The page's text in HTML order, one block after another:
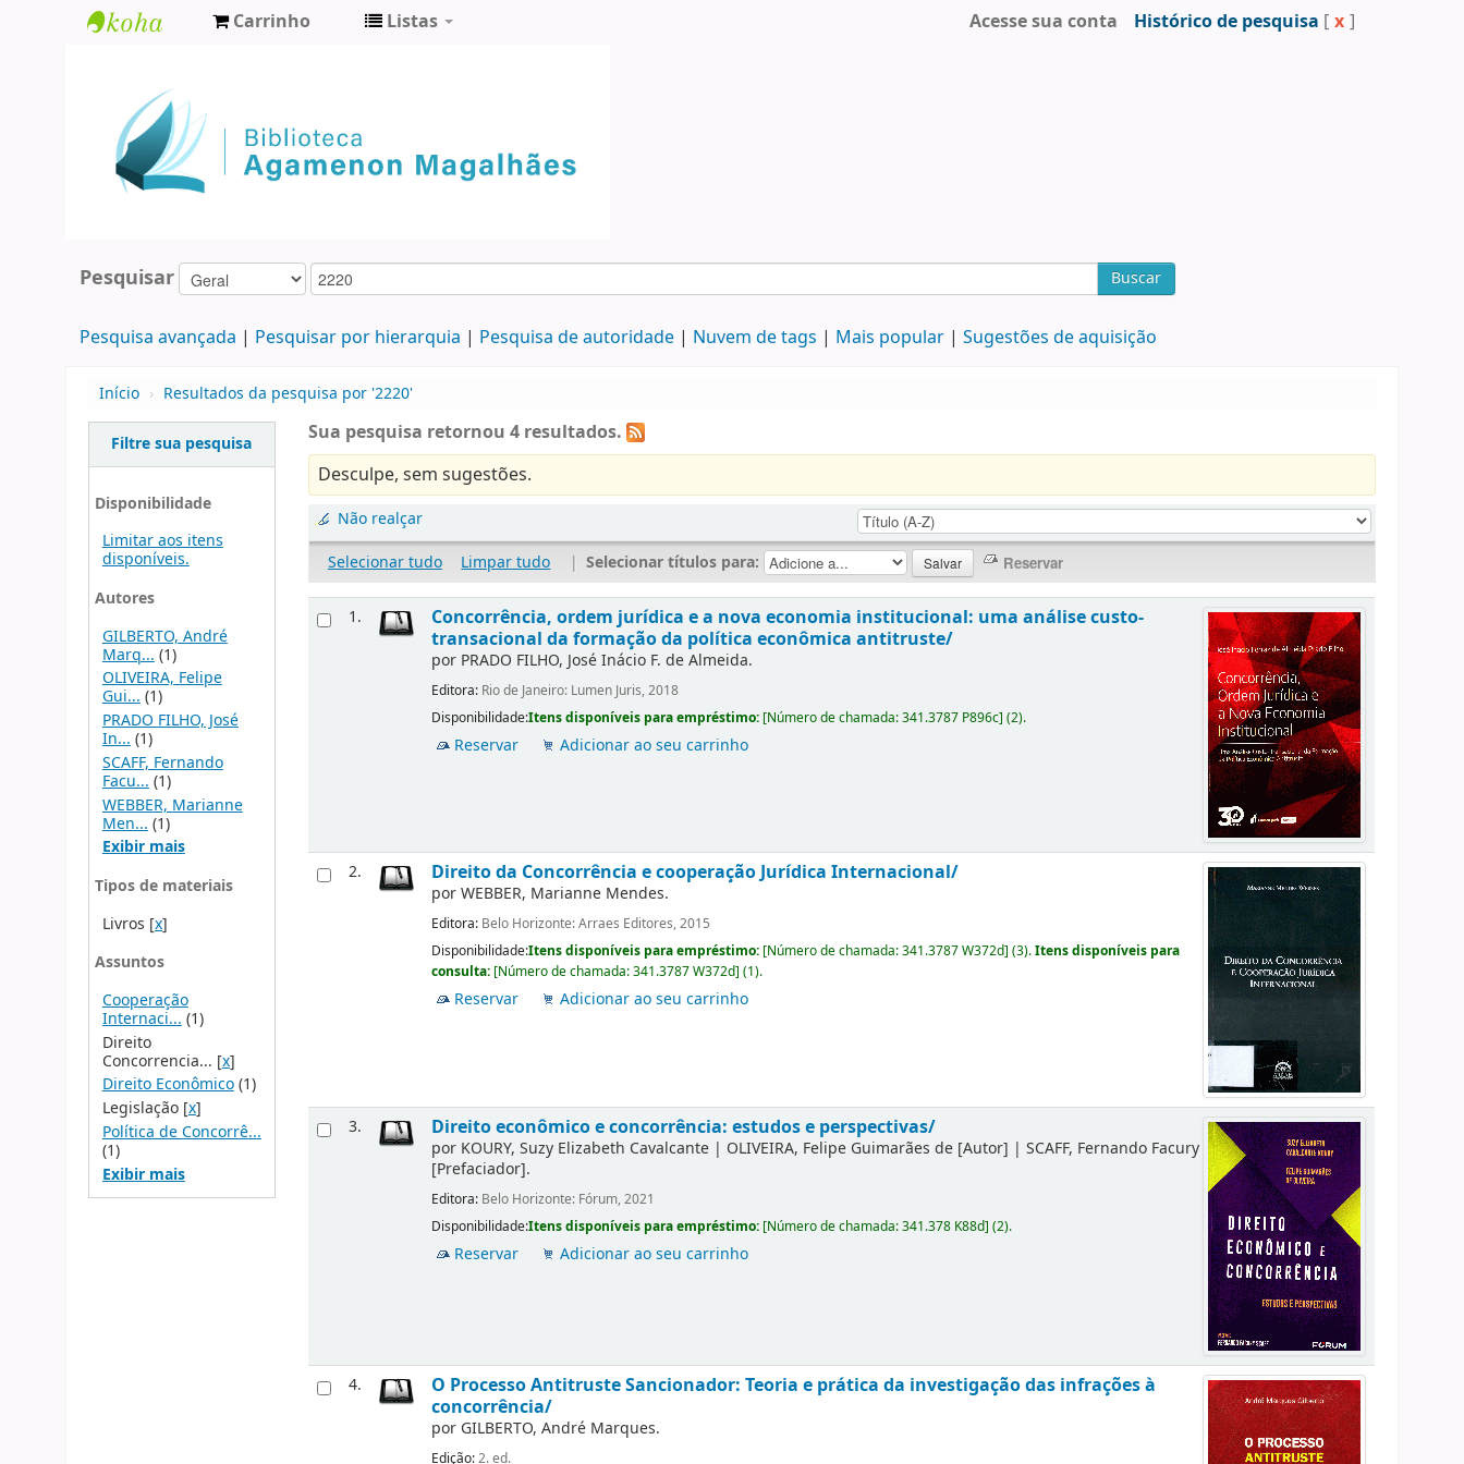
Agamenon
Magalhães
Carrinho Listas Acesse sua conta Histórico de pesquisa [ x ]
Pesquisar Buscar
Pesquisa avançada Pesquisar por hierarquia Pesquisa de autoridade Nuvem de tags Mais popular Sugestões de aquisição
Início › Resultados da pesquisa por '2220'
Filtre sua pesquisa
Disponibilidade
Limitar aos itens
disponíveis.
Autores
GILBERTO, André
Marq... (1)
OLIVEIRA, Felipe
Gui...(1)
PRADO FILHO, José
In... (1)
SCAFF, Fernando
Facu... (1)
WEBBER, Marianne
Men... (1)
Exibir mais
Tipos de materiais
Livros [x]
Assuntos
Cooperação
Internaci... (1)
Direito
Concorrencia... [x]
Direito Econômico(1)
Legislação[x]
Política de Concorrê...
(1)
Exibir mais
Sua pesquisa retornou 4 resultados.
Desculpe, sem sugestões.
Não realçar
Selecionar tudo
Limpar tudo | Selecionar títulos para:
1.
Concorrência, ordem jurídica e a nova economia institucional: uma análise custo-
transacional da formação da política econômica antitruste/
por PRADO FILHO, José Inácio F. de Almeida.
Editora: Rio de Janeiro: Lumen Juris, 2018
Disponibilidade:Itens disponíveis para empréstimo: [Número de chamada:341.3787 P896c](2).
Reservar Adicionar ao seu carrinho
2. Direito da Concorrência e cooperação Jurídica Internacional/
porWEBBER, Marianne Mendes.
Editora: Belo Horizonte: Arraes Editores, 2015
Disponibilidade:Itens disponíveis para empréstimo: [Número de chamada:341.3787 W372d](3).Itens disponíveis para
consulta: [Número de chamada:341.3787 W372d](1).
Reservar Adicionar ao seu carrinho
3. Direito econômico e concorrência: estudos e perspectivas/
por KOURY, Suzy Elizabeth Cavalcante | OLIVEIRA, Felipe Guimarães de [Autor] |SCAFF, Fernando Facury
[Prefaciador].
Editora: Belo Horizonte: Fórum, 2021
Disponibilidade:Itens disponíveis para empréstimo: [Número de chamada:341.378 K88d](2).
Reservar Adicionar ao seu carrinho
4.
O Processo Antitruste Sancionador: Teoria e prática da investigação das infrações à
concorrência/
por GILBERTO, André Marques.
Edição:2. ed.